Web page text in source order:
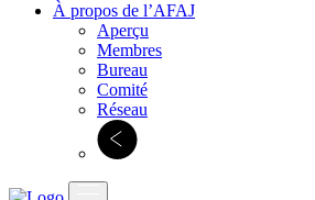
À propos de l’AFAJ
Aperçu
Membres
Bureau
Comité
Réseau